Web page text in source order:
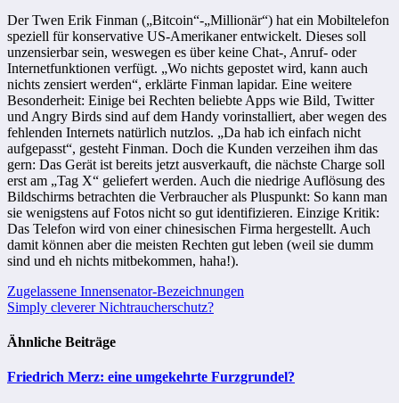
Der Twen Erik Finman („Bitcoin“-„Millionär“) hat ein Mobiltelefon
speziell für konservative US-Amerikaner entwickelt. Dieses soll
unzensierbar sein, weswegen es über keine Chat-, Anruf- oder
Internetfunktionen verfügt. „Wo nichts gepostet wird, kann auch
nichts zensiert werden“, erklärte Finman lapidar. Eine weitere
Besonderheit: Einige bei Rechten beliebte Apps wie Bild, Twitter
und Angry Birds sind auf dem Handy vorinstalliert, aber wegen des
fehlenden Internets natürlich nutzlos. „Da hab ich einfach nicht
aufgepasst“, gesteht Finman. Doch die Kunden verzeihen ihm das
gern: Das Gerät ist bereits jetzt ausverkauft, die nächste Charge soll
erst am „Tag X“ geliefert werden. Auch die niedrige Auflösung des
Bildschirms betrachten die Verbraucher als Pluspunkt: So kann man
sie wenigstens auf Fotos nicht so gut identifizieren. Einzige Kritik:
Das Telefon wird von einer chinesischen Firma hergestellt. Auch
damit können aber die meisten Rechten gut leben (weil sie dumm
sind und eh nichts mitbekommen, haha!).
Beitragsnavigation
Zugelassene Innensenator-Bezeichnungen
Simply cleverer Nichtraucherschutz?
Ähnliche Beiträge
Friedrich Merz: eine umgekehrte Furzgrundel?